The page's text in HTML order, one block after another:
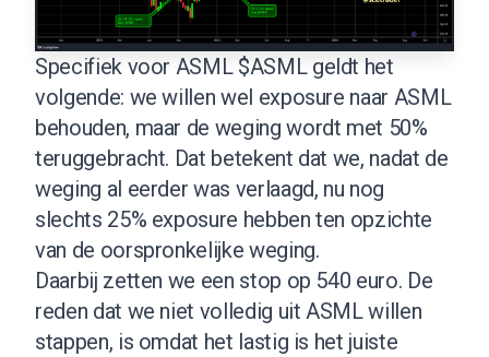
Specifiek voor ASML $ASML geldt het
volgende: we willen wel exposure naar ASML
behouden, maar de weging wordt met 50%
teruggebracht. Dat betekent dat we, nadat de
weging al eerder was verlaagd, nu nog
slechts 25% exposure hebben ten opzichte
van de oorspronkelijke weging.
Daarbij zetten we een stop op 540 euro. De
reden dat we niet volledig uit ASML willen
stappen, is omdat het lastig is het juiste